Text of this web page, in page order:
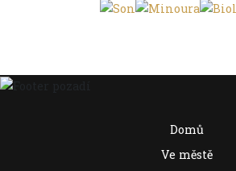
Domů
Ve městě